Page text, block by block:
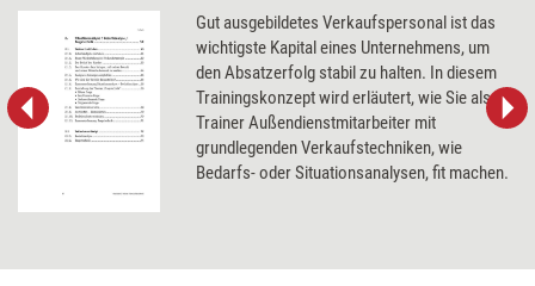
Gut ausgebildetes Verkaufspersonal ist das
wichtigste Kapital eines Unternehmens, um
den Absatzerfolg stabil zu halten. In diesem
Trainingskonzept wird erläutert, wie Sie als
Trainer Außendienstmitarbeiter mit
grundlegenden Verkaufstechniken, wie
Bedarfs- oder Situationsanalysen, fit machen.